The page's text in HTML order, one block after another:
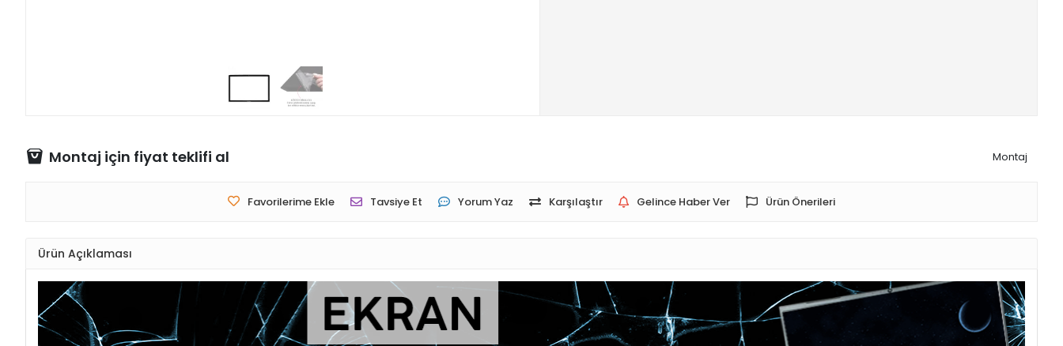
Montaj için fiyat teklifi al Montaj
Favorilerime Ekle Tavsiye Et Yorum Yaz Karşılaştır Gelince Haber Ver Ürün Önerileri
Ürün Açıklaması